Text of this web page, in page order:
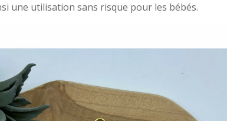
une utilisation sans risque pour les bébés.